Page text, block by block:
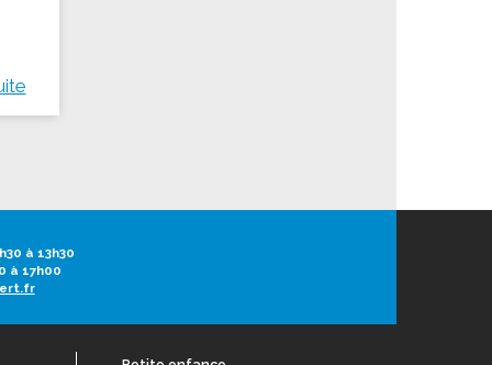
à 13h30
à 17h00